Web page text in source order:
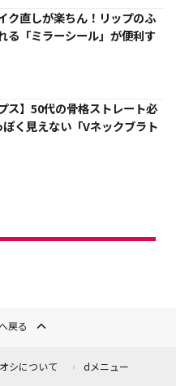
ク直しが楽ちん！リップのふ
る「ミラーシール」が便利す
ス】50代の骨格ストレート必
く見えない「Vネックブラト
戻る
シについて dメニュー